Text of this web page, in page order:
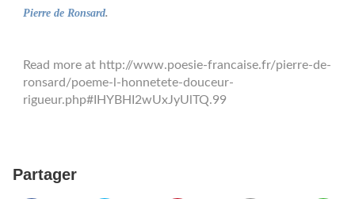
Pierre de Ronsard.
Read more at http://www.poesie-francaise.fr/pierre-de-
ronsard/poeme-l-honnetete-douceur-
rigueur.php#IHYBHI2wUxJyUlTQ.99
Partager